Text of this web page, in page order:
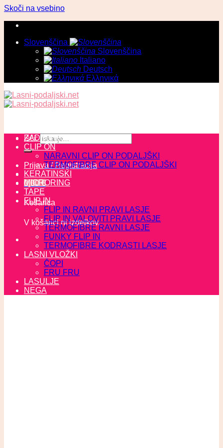
Skoči na vsebino
Slovenščina
Slovenščina
Italiano
Deutsch
Ελληνικά
Išči:
Prijava / Registracija
0,00€
Košarica
V košarici ni izdelkov.
ZADNJI KOSI
CLIP ON
NARAVNI CLIP ON PODALJŠKI
TERMOFIBRE CLIP ON PODALJŠKI
KERATINSKI
MICRORING
TAPE
FLIP IN
FLIP IN RAVNI PRAVI LASJE
FLIP IN VALOVITI PRAVI LASJE
TERMOFIBRE RAVNI LASJE
FUNKY FLIP IN
TERMOFIBRE KODRASTI LASJE
LASNI VLOŽKI
ČOPI
FRU FRU
LASULJE
NEGA